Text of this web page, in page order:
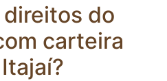
direitos do
carteira